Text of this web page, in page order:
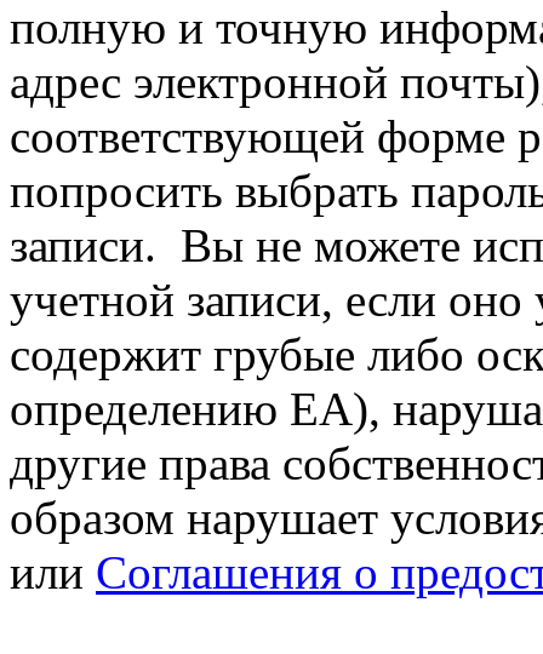
полную и точную
адрес электронной
соответствующей форме
попросить выбрать
записи. Вы не можете
учетной записи, если
содержит грубые либо
определению EA),
другие права
образом нарушает
или Соглашения о